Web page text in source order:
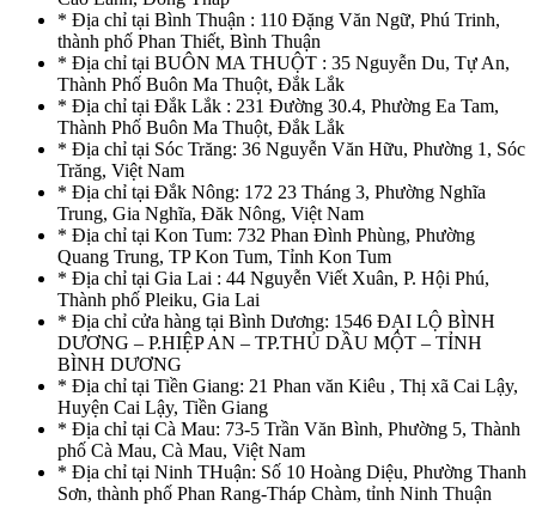
* Địa chỉ tại Bình Thuận : 110 Đặng Văn Ngữ, Phú Trinh,
thành phố Phan Thiết, Bình Thuận
* Địa chỉ tại BUÔN MA THUỘT : 35 Nguyễn Du, Tự An,
Thành Phố Buôn Ma Thuột, Đắk Lắk
* Địa chỉ tại Đắk Lắk : 231 Đường 30.4, Phường Ea Tam,
Thành Phố Buôn Ma Thuột, Đắk Lắk
* Địa chỉ tại Sóc Trăng: 36 Nguyễn Văn Hữu, Phường 1, Sóc
Trăng, Việt Nam
* Địa chỉ tại Đắk Nông: 172 23 Tháng 3, Phường Nghĩa
Trung, Gia Nghĩa, Đăk Nông, Việt Nam
* Địa chỉ tại Kon Tum: 732 Phan Đình Phùng, Phường
Quang Trung, TP Kon Tum, Tỉnh Kon Tum
* Địa chỉ tại Gia Lai : 44 Nguyễn Viết Xuân, P. Hội Phú,
Thành phố Pleiku, Gia Lai
* Địa chỉ cửa hàng tại Bình Dương: 1546 ĐẠI LỘ BÌNH
DƯƠNG – P.HIỆP AN – TP.THỦ DẦU MỘT – TỈNH
BÌNH DƯƠNG
* Địa chỉ tại Tiền Giang: 21 Phan văn Kiêu , Thị xã Cai Lậy,
Huyện Cai Lậy, Tiền Giang
* Địa chỉ tại Cà Mau: 73-5 Trần Văn Bình, Phường 5, Thành
phố Cà Mau, Cà Mau, Việt Nam
* Địa chỉ tại Ninh THuận: Số 10 Hoàng Diệu, Phường Thanh
Sơn, thành phố Phan Rang-Tháp Chàm, tỉnh Ninh Thuận